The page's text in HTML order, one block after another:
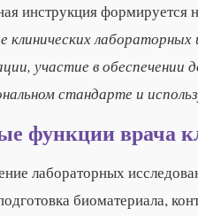
инструкция формируется
клинических
участие в обеспечении
стандарте и
функции врача
лабораторных
биоматериала,